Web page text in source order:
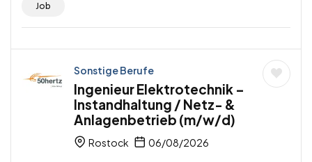
Job
Sonstige Berufe
Ingenieur Elektrotechnik –
Instandhaltung / Netz- &
Anlagenbetrieb (m/w/d)
Rostock 06/08/2026